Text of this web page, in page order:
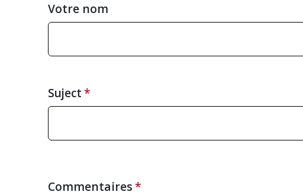
Votre nom
Suject
Commentaires